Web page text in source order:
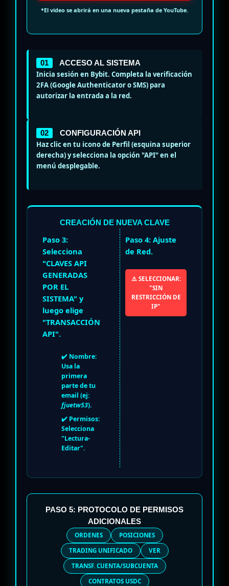
*El video se abrirá en una nueva pestaña de YouTube.
01 ACCESO AL SISTEMA
Inicia sesión en Bybit. Completa la verificación
2FA(Google Authenticator o SMS) para
autorizar la entrada a la red.
02 CONFIGURACIÓN API
Haz clic en tu icono de Perfil (esquina superior
derecha) y selecciona la opción "API"en el
menú desplegable.
CREACIÓN DE NUEVA CLAVE
Paso 3:
Selecciona
"CLAVES API
GENERADAS
POR EL
SISTEMA" y
luego elige
"TRANSACCIÓN
API".
✔️ Nombre:
Usa la
primera
parte de tu
email (ej:
fjuetw53).
✔️ Permisos:
Selecciona
"Lectura-
Editar".
Paso 4: Ajuste
de Red.
⚠️ SELECCIONAR:
"SIN
RESTRICCIÓN DE
IP"
PASO 5: PROTOCOLO DE PERMISOS
ADICIONALES
ORDENES
POSICIONES
TRADING UNIFICADO
VER
TRANSF. CUENTA/SUBCUENTA
CONTRATOS USDC